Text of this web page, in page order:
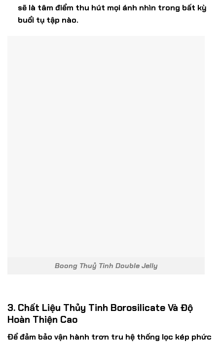
sẽ là tâm điểm thu hút mọi ánh nhìn trong bất kỳ
buổi tụ tập nào.
Boong Thuỷ Tinh Double Jelly
3. Chất Liệu Thủy Tinh Borosilicate Và Độ
Hoàn Thiện Cao
Để đảm bảo vận hành trơn tru hệ thống lọc kép phức